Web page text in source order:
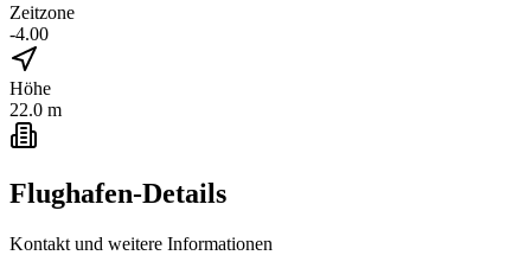
Zeitzone
-4.00
Höhe
22.0 m
Flughafen-Details
Kontakt und weitere Informationen